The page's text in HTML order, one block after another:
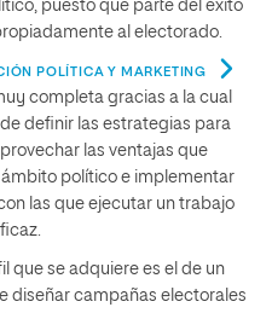
puesto que parte del éxito
al electorado.
POLÍTICA Y MARKETING
completa gracias a la cual
definir las estrategias para
las ventajas que
político e implementar
las que ejecutar un trabajo
que se adquiere es el de un
diseñar campañas electorales